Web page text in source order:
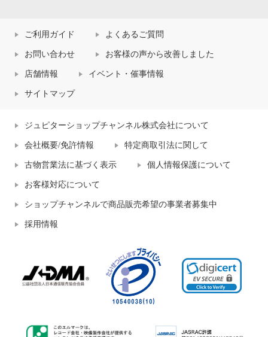
ご利用ガイド よくあるご質問
お問い合わせ お客様の声から改善しました
店舗情報 イベント・催事情報
サイトマップ
ジュピターショップチャンネル株式会社について
会社概要/免許情報 特定商取引法に関して
古物営業法に基づく表示 個人情報保護について
お客様対応について
ショップチャンネルで商品販売希望の事業者募集中
採用情報